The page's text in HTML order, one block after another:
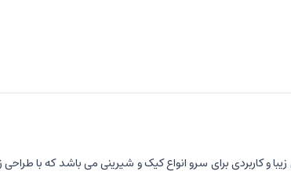
برای سرو انواع کیک و شیرینی می باشد که با